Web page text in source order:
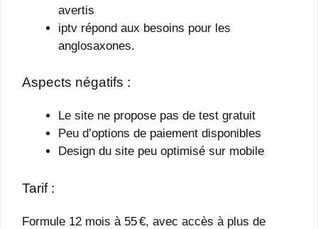
avertis
iptv répond aux besoins pour les
anglosaxones.
Aspects négatifs :
Le site ne propose pas de test gratuit
Peu d’options de paiement disponibles
Design du site peu optimisé sur mobile
Tarif :
Formule 12 mois à 55 €, avec accès à plus de